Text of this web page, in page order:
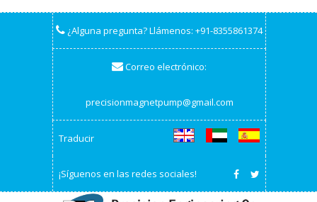
¿Alguna pregunta? Llámenos: +91-8355861374
Correo electrónico:
precisionmagnetpump@gmail.com
Traducir
¡Síguenos en las redes sociales!